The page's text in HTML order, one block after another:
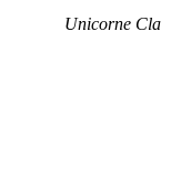
Unicorne Cla